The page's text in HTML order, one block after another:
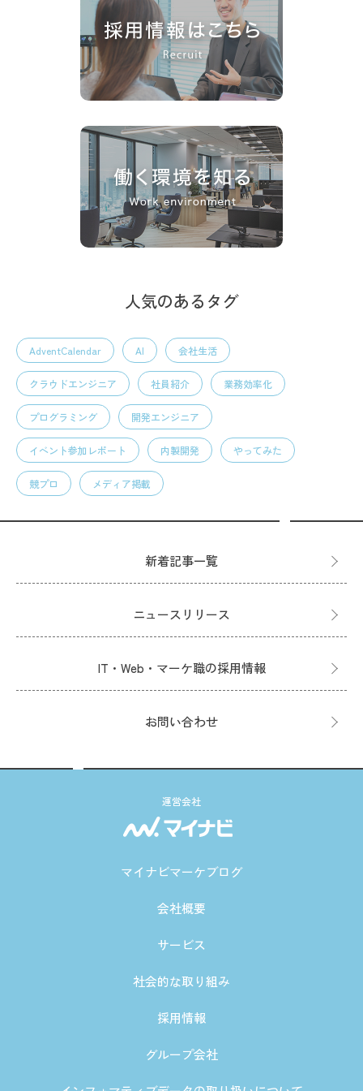
人気のあるタグ
AdventCalendar AI 会社生活
クラウドエンジニア 社員紹介 業務効率化
プログラミング 開発エンジニア
イベント参加レポート 内製開発 やってみた
競プロ メディア掲載
新着記事一覧
ニュースリリース
IT・Web・マーケ職の採用情報
お問い合わせ
運営会社
マイナビマーケブログ
会社概要
サービス
社会的な取り組み
採用情報
グループ会社